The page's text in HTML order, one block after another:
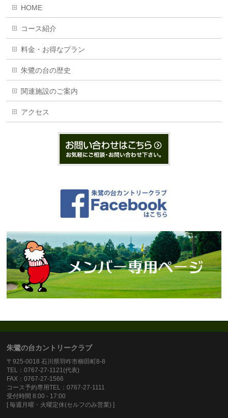
HOME
コース紹介
料金・お得なプラン
朱鷺の台の歴史
関連施設のご案内
アクセス
朱鷺の台カントリークラブ
〒925-0018 石川県羽咋市柳田町8-8
TEL：0767-27-1121(代表)
FAX：0767-27-1566
コース予約専用TEL：0767-27-1111
受付時間 8:00 - 17:00
[ 毎週月曜・火曜定休(セルフのみ営業) ]